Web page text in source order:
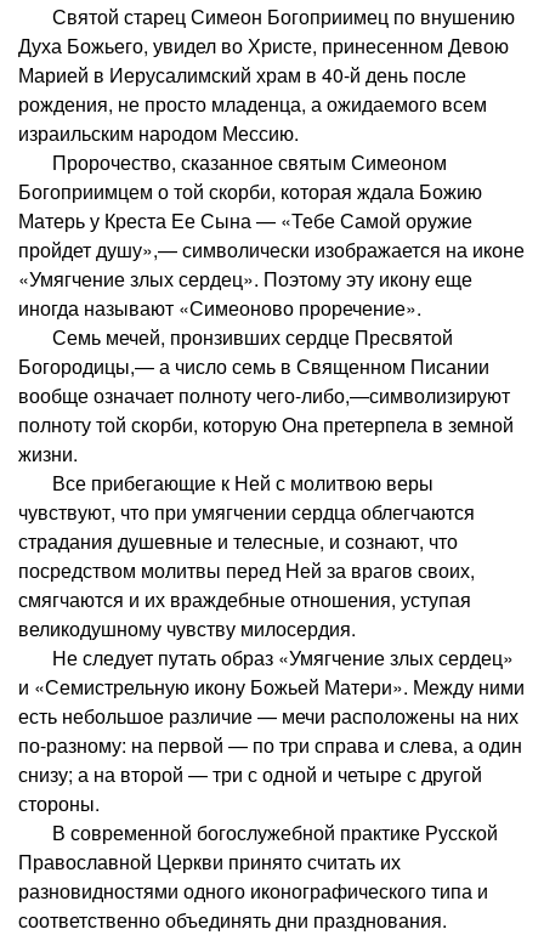
Святой старец Симеон Богоприимец по внушению
Духа Божьего, увидел во Христе, принесенном Девою
Марией в Иерусалимский храм в 40-й день после
рождения, не просто младенца, а ожидаемого всем
израильским народом Мессию.
Пророчество, сказанное святым Симеоном
Богоприимцем о той скорби, которая ждала Божию
Матерь у Креста Ее Сына — «Тебе Самой оружие
пройдет душу»,— символически изображается на иконе
«Умягчение злых сердец». Поэтому эту икону еще
иногда называют «Симеоново проречение».
Семь мечей, пронзивших сердце Пресвятой
Богородицы,— а число семь в Священном Писании
вообще означает полноту чего-либо,—символизируют
полноту той скорби, которую Она претерпела в земной
жизни.
Все прибегающие к Ней с молитвою веры
чувствуют, что при умягчении сердца облегчаются
страдания душевные и телесные, и сознают, что
посредством молитвы перед Ней за врагов своих,
смягчаются и их враждебные отношения, уступая
великодушному чувству милосердия.
Не следует путать образ «Умягчение злых сердец»
и «Семистрельную икону Божьей Матери». Между ними
есть небольшое различие — мечи расположены на них
по-разному: на первой — по три справа и слева, а один
снизу; а на второй — три с одной и четыре с другой
стороны.
В современной богослужебной практике Русской
Православной Церкви принято считать их
разновидностями одного иконографического типа и
соответственно объединять дни празднования.